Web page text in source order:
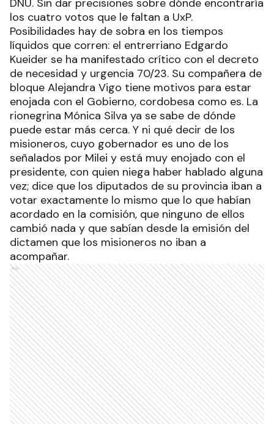
DNU. Sin dar precisiones sobre dónde encontraría
los cuatro votos que le faltan a UxP.
Posibilidades hay de sobra en los tiempos
líquidos que corren: el entrerriano Edgardo
Kueider se ha manifestado crítico con el decreto
de necesidad y urgencia 70/23. Su compañera de
bloque Alejandra Vigo tiene motivos para estar
enojada con el Gobierno, cordobesa como es. La
rionegrina Mónica Silva ya se sabe de dónde
puede estar más cerca. Y ni qué decir de los
misioneros, cuyo gobernador es uno de los
señalados por Milei y está muy enojado con el
presidente, con quien niega haber hablado alguna
vez; dice que los diputados de su provincia iban a
votar exactamente lo mismo que lo que habían
acordado en la comisión, que ninguno de ellos
cambió nada y que sabían desde la emisión del
dictamen que los misioneros no iban a
acompañar.
Ads